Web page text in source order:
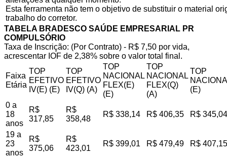
Esta ferramenta não tem o objetivo de substituir o material
trabalho do corretor.
TABELA BRADESCO SAÚDE EMPRESARIAL PR
COMPULSÓRIO
Taxa de Inscrição: (Por Contrato) - R$ 7,50 por vida,
acrescentar IOF de 2,38% sobre o valor total final.
Faixa
Etária
TOP
EFETIVO
IV(E) (E)
TOP
EFETIVO
IV(Q) (A)
TOP
NACIONAL
FLEX(E)
(E)
TOP
NACIONAL
FLEX(Q)
(A)
TOP
(E)
0 a
18
anos
R$
317,85
R$
358,48
R$ 338,14 R$ 406,35 R$ 345,04
19 a
23
anos
R$
375,06
R$
423,01
R$ 399,01 R$ 479,49 R$ 407,15